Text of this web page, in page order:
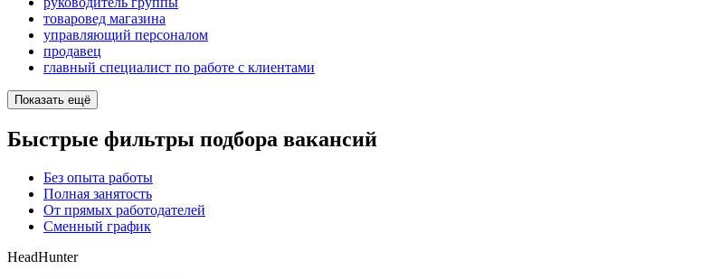
товаровед магазина
управляющий персоналом
продавец
главный специалист по работе с клиентами
Показать ещё
Быстрые фильтры подбора вакансий
Без опыта работы
Полная занятость
От прямых работодателей
Сменный график
HeadHunter